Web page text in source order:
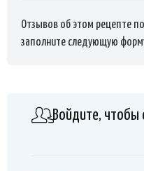
Отзывов об этом рецепте
заполните следующую
Войдите, чтобы